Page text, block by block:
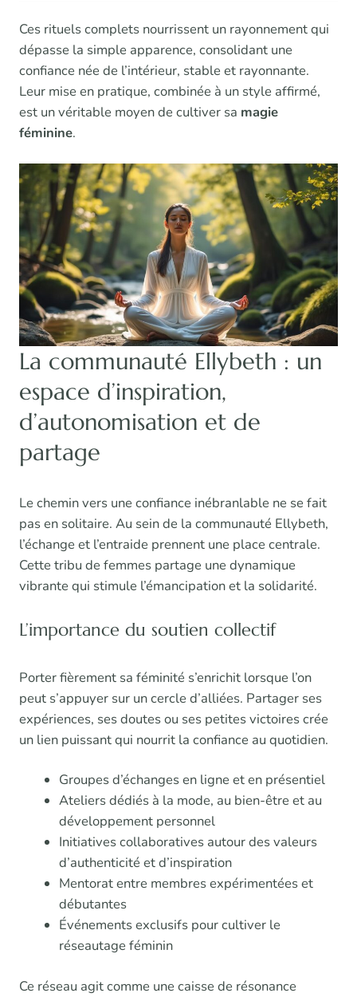
Ces rituels complets nourrissent un rayonnement qui
dépasse la simple apparence, consolidant une
confiance née de l’intérieur, stable et rayonnante.
Leur mise en pratique, combinée à un style affirmé,
est un véritable moyen de cultiver sa magie
féminine.
La communauté Ellybeth : un
espace d’inspiration,
d’autonomisation et de
partage
Le chemin vers une confiance inébranlable ne se fait
pas en solitaire. Au sein de la communauté Ellybeth,
l’échange et l’entraide prennent une place centrale.
Cette tribu de femmes partage une dynamique
vibrante qui stimule l’émancipation et la solidarité.
L’importance du soutien collectif
Porter fièrement sa féminité s’enrichit lorsque l’on
peut s’appuyer sur un cercle d’alliées. Partager ses
expériences, ses doutes ou ses petites victoires crée
un lien puissant qui nourrit la confiance au quotidien.
Groupes d’échanges en ligne et en présentiel
Ateliers dédiés à la mode, au bien-être et au
développement personnel
Initiatives collaboratives autour des valeurs
d’authenticité et d’inspiration
Mentorat entre membres expérimentées et
débutantes
Événements exclusifs pour cultiver le
réseautage féminin
Ce réseau agit comme une caisse de résonance